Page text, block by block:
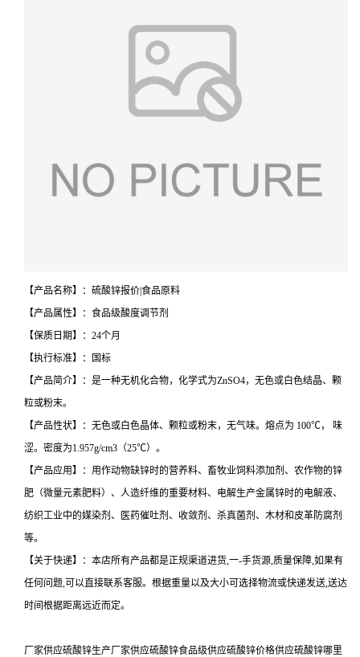
【产品名称】：硫酸锌报价|食品原料
【产品属性】：食品级酸度调节剂
【保质日期】：24个月
【执行标准】：国标
【产品简介】：是一种无机化合物，化学式为ZnSO4，无色或白色结晶、颗
粒或粉末。
【产品性状】：无色或白色晶体、颗粒或粉末，无气味。熔点为 100℃， 味
涩。密度为1.957g/cm3（25℃）。
【产品应用】：用作动物缺锌时的营养料、畜牧业饲料添加剂、农作物的锌
肥（微量元素肥料）、人造纤维的重要材料、电解生产金属锌时的电解液、
纺织工业中的媒染剂、医药催吐剂、收敛剂、杀真菌剂、木材和皮革防腐剂
等。
【关于快递】：本店所有产品都是正规渠道进货,一-手货源,质量保障,如果有
任何问题,可以直接联系客服。根据重量以及大小可选择物流或快递发送,送达
时间根据距离远近而定。
厂家供应硫酸锌生产厂家供应硫酸锌食品级供应硫酸锌价格供应硫酸锌哪里